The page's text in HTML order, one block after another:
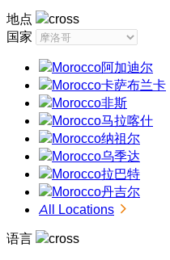
地点
国家
阿加迪尔
卡萨布兰卡
非斯
马拉喀什
纳祖尔
乌季达
拉巴特
丹吉尔
All Locations
语言